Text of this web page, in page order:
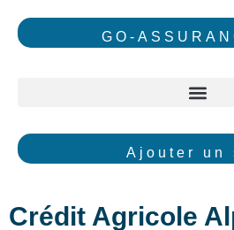
GO-
Ajouter un
Crédit Agricole